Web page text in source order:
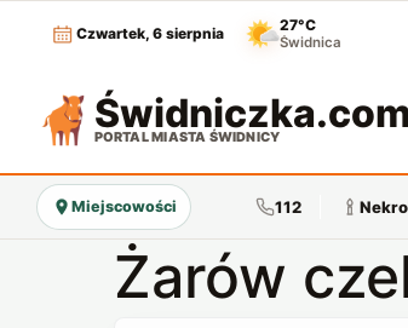
Czwartek, 6 sierpnia
27°C
Świdnica
Świdniczka.com
PORTAL MIASTA ŚWIDNICY
Miejscowości 112
Żarów